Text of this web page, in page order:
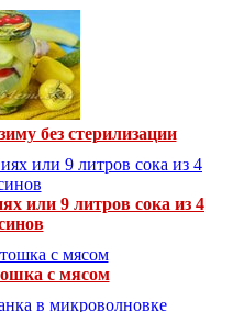
без стерилизации
или 9 литров сока из 4
с мясом